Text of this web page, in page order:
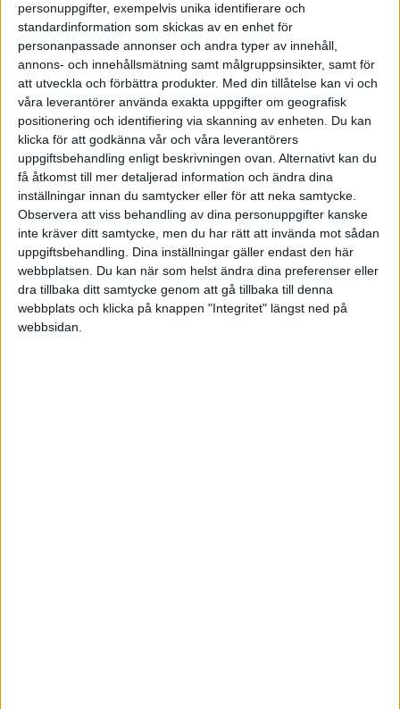
personuppgifter, exempelvis unika identifierare och
standardinformation som skickas av en enhet för
personanpassade annonser och andra typer av innehåll,
annons- och innehållsmätning samt målgruppsinsikter, samt för
att utveckla och förbättra produkter. Med din tillåtelse kan vi och
våra leverantörer använda exakta uppgifter om geografisk
positionering och identifiering via skanning av enheten. Du kan
klicka för att godkänna vår och våra leverantörers
uppgiftsbehandling enligt beskrivningen ovan. Alternativt kan du
få åtkomst till mer detaljerad information och ändra dina
inställningar innan du samtycker eller för att neka samtycke.
Observera att viss behandling av dina personuppgifter kanske
inte kräver ditt samtycke, men du har rätt att invända mot sådan
uppgiftsbehandling. Dina inställningar gäller endast den här
webbplatsen. Du kan när som helst ändra dina preferenser eller
dra tillbaka ditt samtycke genom att gå tillbaka till denna
webbplats och klicka på knappen "Integritet" längst ned på
webbsidan.
Bokför du enligt kontantmetoden eller?
Billiga solglasögon - www.trendystuff.se
www.spaweekendhotell.se - Spa portal
Johza
2006-07-09 11:22
Jag bokför enl. kontantmetoden !